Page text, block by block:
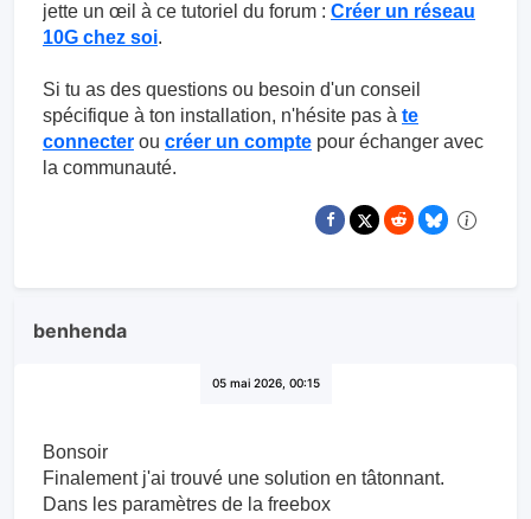
jette un œil à ce tutoriel du forum : Créer un réseau
10G chez soi.
Si tu as des questions ou besoin d'un conseil
spécifique à ton installation, n'hésite pas à te
connecter ou créer un compte pour échanger avec
la communauté.
benhenda
05 mai 2026, 00:15
Bonsoir
Finalement j'ai trouvé une solution en tâtonnant.
Dans les paramètres de la freebox